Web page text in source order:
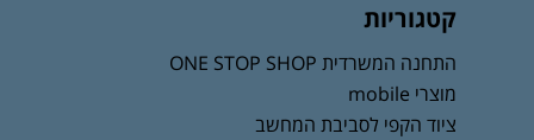
קטגוריות
התחנה המשרדית ONE STOP SHOP
מוצרי mobile
ציוד הקפי לסביבת המחשב